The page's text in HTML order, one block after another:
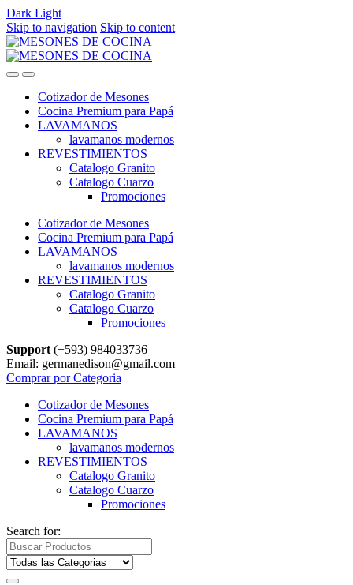
Dark Light
Skip to navigation Skip to content
Cotizador de Mesones
Cocina Premium para Papá
LAVAMANOS
lavamanos modernos
REVESTIMIENTOS
Catalogo Granito
Catalogo Cuarzo
Promociones
Cotizador de Mesones
Cocina Premium para Papá
LAVAMANOS
lavamanos modernos
REVESTIMIENTOS
Catalogo Granito
Catalogo Cuarzo
Promociones
Support (+593) 984033736
Email: germanedison@gmail.com
Comprar por Categoria
Cotizador de Mesones
Cocina Premium para Papá
LAVAMANOS
lavamanos modernos
REVESTIMIENTOS
Catalogo Granito
Catalogo Cuarzo
Promociones
Search for: